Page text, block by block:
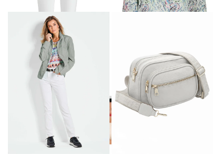
+ 4
GOLDNER
119,95 €169,95 €
+ 2